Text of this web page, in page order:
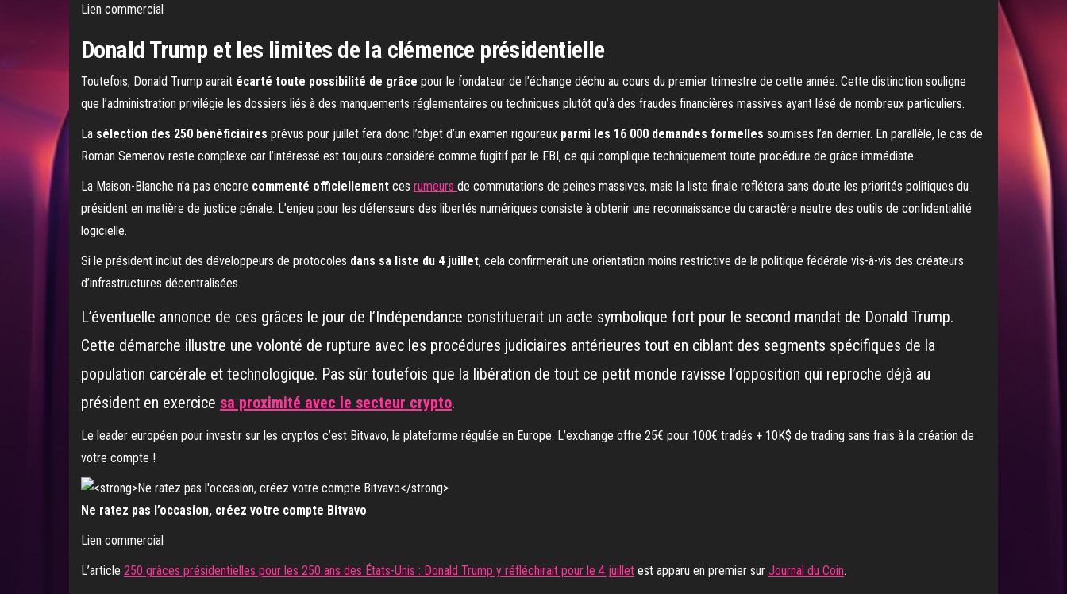
Lien commercial
Donald Trump et les limites de la clémence présidentielle
Toutefois, Donald Trump aurait écarté toute possibilité de grâce pour le fondateur de l’échange déchu au cours du premier trimestre de cette année. Cette distinction souligne
que l’administration privilégie les dossiers liés à des manquements réglementaires ou techniques plutôt qu’à des fraudes financières massives ayant lésé de nombreux particuliers.
La sélection des 250 bénéficiaires prévus pour juillet fera donc l’objet d’un examen rigoureux parmi les 16 000 demandes formelles soumises l’an dernier. En parallèle, le cas de
Roman Semenov reste complexe car l’intéressé est toujours considéré comme fugitif par le FBI, ce qui complique techniquement toute procédure de grâce immédiate.
La Maison-Blanche n’a pas encore commenté officiellement ces rumeurs de commutations de peines massives, mais la liste finale reflétera sans doute les priorités politiques du
président en matière de justice pénale. L’enjeu pour les défenseurs des libertés numériques consiste à obtenir une reconnaissance du caractère neutre des outils de confidentialité
logicielle.
Si le président inclut des développeurs de protocoles dans sa liste du 4 juillet, cela confirmerait une orientation moins restrictive de la politique fédérale vis-à-vis des créateurs
d’infrastructures décentralisées.
L’éventuelle annonce de ces grâces le jour de l’Indépendance constituerait un acte symbolique fort pour le second mandat de Donald Trump.
Cette démarche illustre une volonté de rupture avec les procédures judiciaires antérieures tout en ciblant des segments spécifiques de la
population carcérale et technologique. Pas sûr toutefois que la libération de tout ce petit monde ravisse l’opposition qui reproche déjà au
président en exercice sa proximité avec le secteur crypto.
Le leader européen pour investir sur les cryptos c’est Bitvavo, la plateforme régulée en Europe. L’exchange offre 25€ pour 100€ tradés + 10K$ de trading sans frais à la création de
votre compte !
Ne ratez pas l’occasion, créez votre compte Bitvavo
Lien commercial
L’article 250 grâces présidentielles pour les 250 ans des États-Unis : Donald Trump y réfléchirait pour le 4 juillet est apparu en premier sur Journal du Coin.